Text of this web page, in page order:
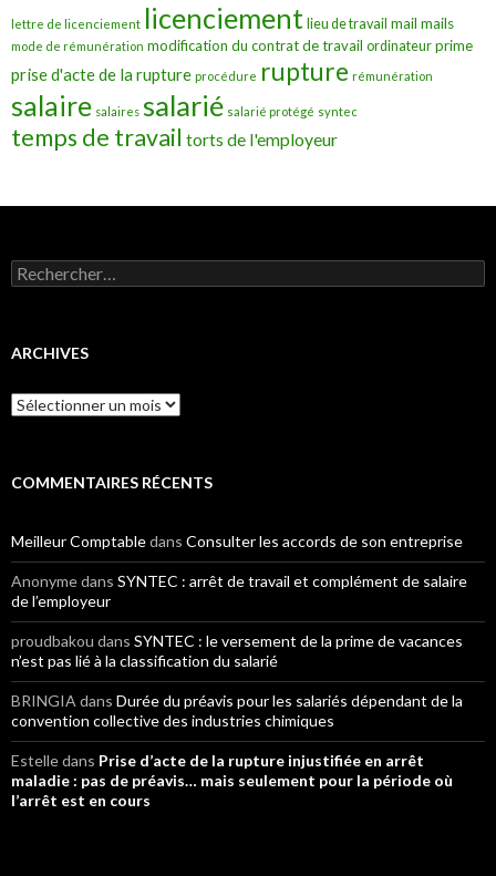
lettre de licenciement licenciement lieu de travail mail mails
mode de rémunération modification du contrat de travail ordinateur prime
prise d'acte de la rupture procédure rupture rémunération
salaire salaires salarié salarié protégé syntec
temps de travail torts de l'employeur
Rechercher :
ARCHIVES
Archives
COMMENTAIRES RÉCENTS
Meilleur Comptabledans Consulter les accords de son entreprise
Anonymedans SYNTEC : arrêt de travail et complément de salaire
de l’employeur
proudbakou dans SYNTEC : le versement de la prime de vacances
n’est pas lié à la classification du salarié
BRINGIA dans Durée du préavis pour les salariés dépendant de la
convention collective des industries chimiques
Estelledans Prise d’acte de la rupture injustifiée en arrêt
maladie : pas de préavis… mais seulement pour la période où
l’arrêt est en cours